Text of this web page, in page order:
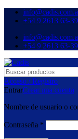
‪+54 9 2613
‪+54 9 2613
Acceso / Registro
EntrarCrear una cuenta
Nombre de usuario o
Contraseña *